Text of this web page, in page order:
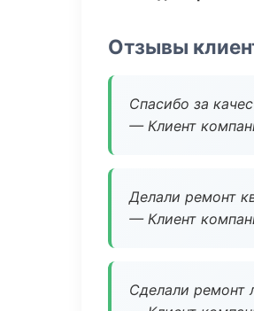
Отзывы
Спасибо за
— Клиент
Делали ремонт
— Клиент
Сделали ремонт